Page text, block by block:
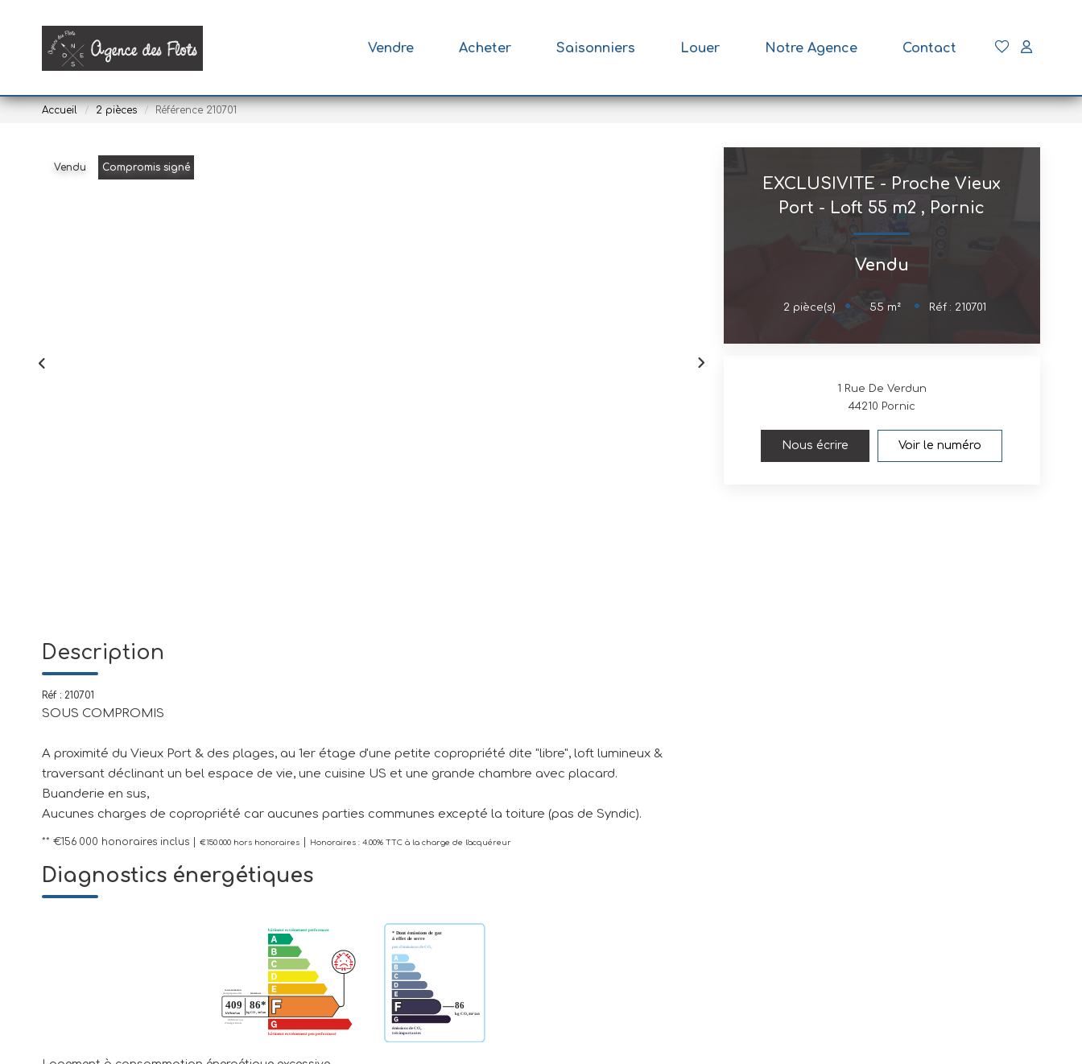
Vendre Acheter Saisonniers Louer Notre Agence Contact
Accueil 2 pièces Référence 210701
Vendu Compromis signé
Description
Réf : 210701
SOUS COMPROMIS
A proximité du Vieux Port & des plages, au 1er étage d'une petite copropriété dite "libre", loft lumineux &
traversant déclinant un bel espace de vie, une cuisine US et une grande chambre avec placard.
Buanderie en sus,
Aucunes charges de copropriété car aucunes parties communes excepté la toiture (pas de Syndic).
** €156 000 honoraires inclus €150 000 hors honoraires Honoraires : 4.00% TTC à la charge de l'acquéreur
Diagnostics énergétiques
EXCLUSIVITE - Proche Vieux
Port - Loft 55 m2 , Pornic
Vendu
2 pièce(s) 55 m² Réf : 210701
1 Rue De Verdun
44210 Pornic
Nous écrire Voir le numéro